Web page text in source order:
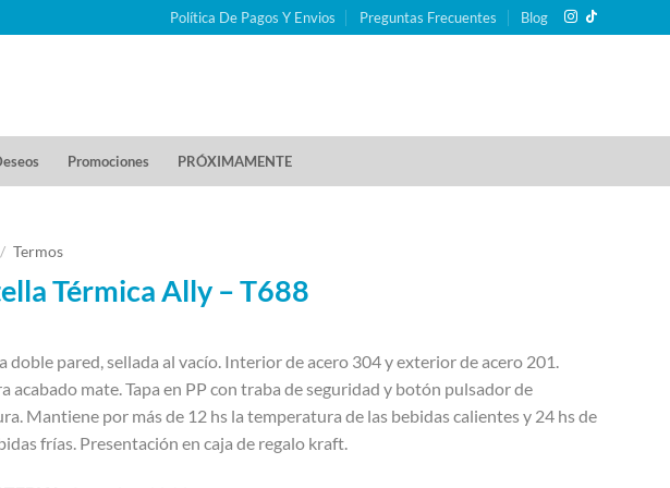
Política De Pagos Y Envios Preguntas Frecuentes Blog
Promociones PRÓXIMAMENTE
/ Termos
Térmica Ally – T688
doble pared, sellada al vacío. Interior de acero 304 y exterior de acero 201.
acabado mate. Tapa en PP con traba de seguridad y botón pulsador de
Mantiene por más de 12 hs la temperatura de las bebidas calientes y 24 hs de
frías. Presentación en caja de regalo kraft.